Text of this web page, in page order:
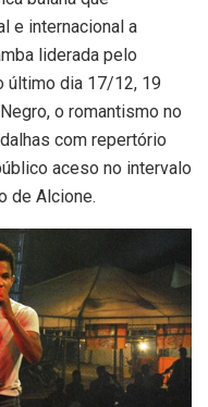
e internacional a
liderada pelo
último dia 17/12, 19
o romantismo no
com repertório
aceso no intervalo
de Alcione.